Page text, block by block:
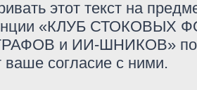
этот текст на
«КЛУБ
и ИИ-ШНИКОВ»
ваше согласие с ними.